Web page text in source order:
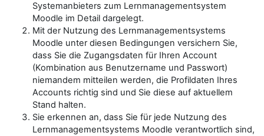
Systemanbieters zum Lernmanagementsystem
Moodle im Detail dargelegt.
Mit der Nutzung des Lernmanagementsystems
Moodle unter diesen Bedingungen versichern Sie,
dass Sie die Zugangsdaten für Ihren Account
(Kombination aus Benutzername und Passwort)
niemandem mitteilen werden, die Profildaten Ihres
Accounts richtig sind und Sie diese auf aktuellem
Stand halten.
Sie erkennen an, dass Sie für jede Nutzung des
Lernmanagementsystems Moodle verantwortlich sind,